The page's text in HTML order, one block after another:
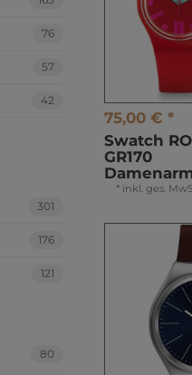
76
57
42
301
176
121
80
75,00 € *
Swatch
GR170
* inkl. ges.